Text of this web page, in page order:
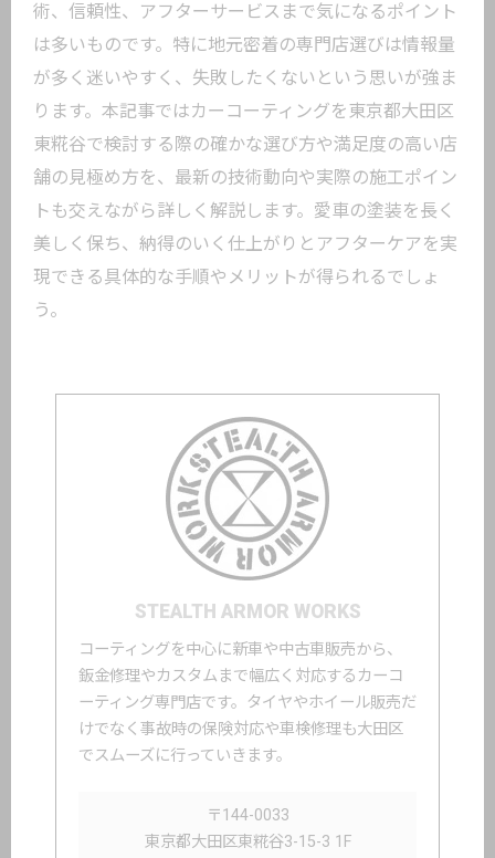
術、信頼性、アフターサービスまで気になるポイント
は多いものです。特に地元密着の専門店選びは情報量
が多く迷いやすく、失敗したくないという思いが強ま
ります。本記事ではカーコーティングを東京都大田区
東糀谷で検討する際の確かな選び方や満足度の高い店
舗の見極め方を、最新の技術動向や実際の施工ポイン
トも交えながら詳しく解説します。愛車の塗装を長く
美しく保ち、納得のいく仕上がりとアフターケアを実
現できる具体的な手順やメリットが得られるでしょ
う。
STEALTH ARMOR WORKS
コーティングを中心に新車や中古車販売から、
鈑金修理やカスタムまで幅広く対応するカーコ
ーティング専門店です。タイヤやホイール販売だ
けでなく事故時の保険対応や車検修理も大田区
でスムーズに行っていきます。
〒144-0033
東京都大田区東糀谷3-15-3 1F